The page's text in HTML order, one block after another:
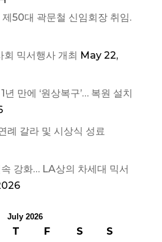
50대 곽문철 신임회장 취임.
회 믹서행사 개최 May 22,
만에 ‘원상복구’… 복원 설치
례 갈라 및 시상식 성료
강화… LA상의 차세대 믹서
July 2026
T F S
S